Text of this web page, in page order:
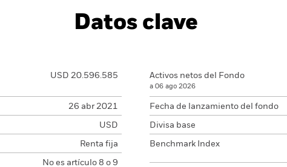
Datos clave
USD 20.596.585
26 abr 2021
USD
Renta fija
No es artículo 8 o 9
Activos netos del Fondo
a 06 ago 2026
Fecha de lanzamiento del fondo
Divisa base
Benchmark Index